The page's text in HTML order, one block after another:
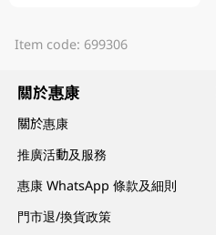
Item code: 699306
關於惠康
關於惠康
推廣活動及服務
惠康 WhatsApp 條款及細則
門市退/換貨政策